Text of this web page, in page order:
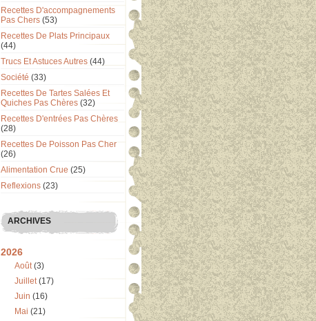
Recettes D'accompagnements
Pas Chers (53)
Recettes De Plats Principaux
(44)
Trucs Et Astuces Autres (44)
Société (33)
Recettes De Tartes Salées Et
Quiches Pas Chères (32)
Recettes D'entrées Pas Chères
(28)
Recettes De Poisson Pas Cher
(26)
Alimentation Crue (25)
Reflexions (23)
ARCHIVES
2026
Août(3)
Juillet(17)
Juin (16)
Mai (21)